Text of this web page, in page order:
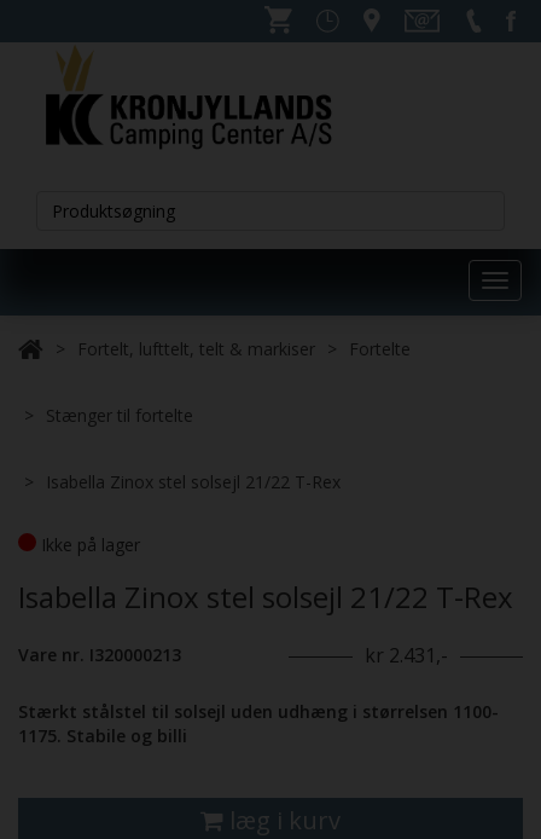
Fortelt, lufttelt, telt & markiser Fortelte
Stænger til fortelte
Isabella Zinox stel solsejl 21/22 T-Rex
Ikke på lager
Isabella Zinox stel solsejl 21/22 T-Rex
Vare nr. I320000213 kr 2.431,-
Stærkt stålstel til solsejl uden udhæng i størrelsen 1100-
1175. Stabile og billi
læg i kurv